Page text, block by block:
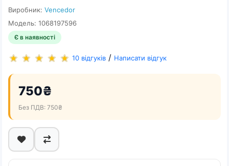
Виробник: Vencedor
Модель: 1068197596
Є в наявності
10 відгуків / Написати відгук
750₴
Без ПДВ: 750₴